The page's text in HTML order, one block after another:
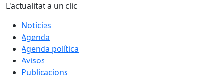
L'actualitat a un clic
Notícies
Agenda
Agenda política
Avisos
Publicacions